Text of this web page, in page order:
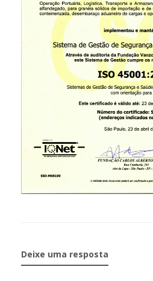
Deixe uma resposta